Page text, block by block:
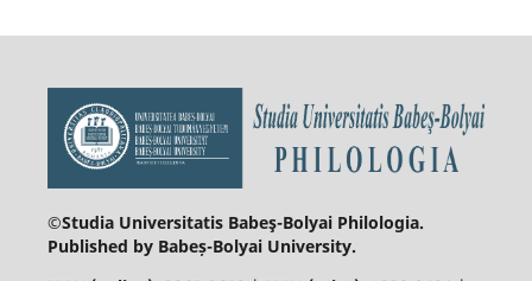
©Studia Universitatis Babeş-Bolyai Philologia.
Published by Babeș-Bolyai University.